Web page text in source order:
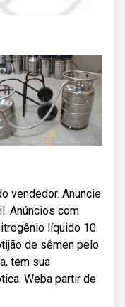
vendedor. Anuncie
Anúncios com
líquido 10
de sêmen pelo
tem sua
Weba partir de